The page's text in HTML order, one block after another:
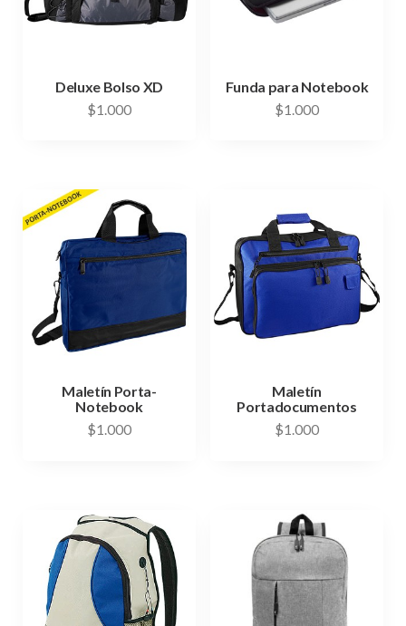
Deluxe Bolso XD
$1.000
Funda para Notebook
$1.000
Maletín Porta-
Notebook
$1.000
Maletín
Portadocumentos
$1.000